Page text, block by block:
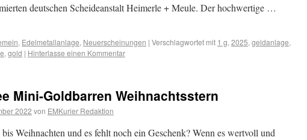
deutschen Scheideanstalt Heimerle + Meule. Der hochwertige …
, Edelmetallanlage, Neuerscheinungen | Verschlagwortet mit 1 g, 2025, geldanlage,
, gold | Hinterlasse einen Kommentar
Mini-Goldbarren Weihnachtsstern
2022 von EMKurier Redaktion
Weihnachten und es fehlt noch ein Geschenk? Wenn es wertvoll und